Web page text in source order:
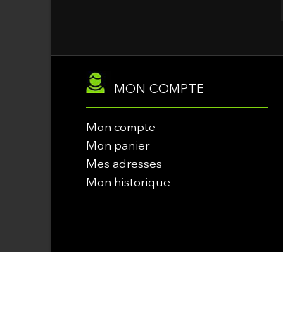
MON COMPTE
Mon compte
Mon panier
Mes adresses
Mon historique